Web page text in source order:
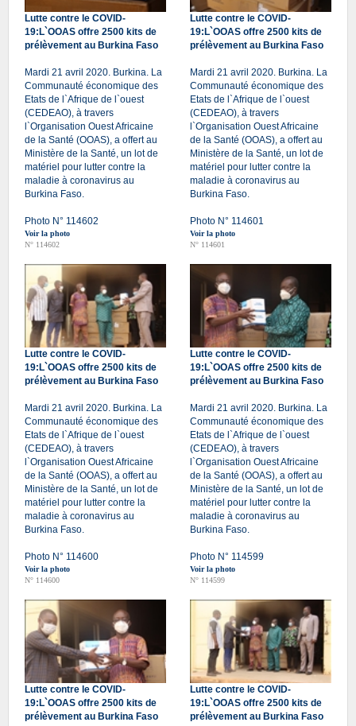
Lutte contre le COVID-
19:L`OOAS offre 2500 kits de
prélèvement au Burkina Faso
Mardi 21 avril 2020. Burkina. La
Communauté économique des
Etats de l`Afrique de l`ouest
(CEDEAO), à travers
l`Organisation Ouest Africaine
de la Santé (OOAS), a offert au
Ministère de la Santé, un lot de
matériel pour lutter contre la
maladie à coronavirus au
Burkina Faso.
Photo N° 114602
Voir la photo
N° 114602
Lutte contre le COVID-
19:L`OOAS offre 2500 kits de
prélèvement au Burkina Faso
Mardi 21 avril 2020. Burkina. La
Communauté économique des
Etats de l`Afrique de l`ouest
(CEDEAO), à travers
l`Organisation Ouest Africaine
de la Santé (OOAS), a offert au
Ministère de la Santé, un lot de
matériel pour lutter contre la
maladie à coronavirus au
Burkina Faso.
Photo N° 114601
Voir la photo
N° 114601
Lutte contre le COVID-
19:L`OOAS offre 2500 kits de
prélèvement au Burkina Faso
Mardi 21 avril 2020. Burkina. La
Communauté économique des
Etats de l`Afrique de l`ouest
(CEDEAO), à travers
l`Organisation Ouest Africaine
de la Santé (OOAS), a offert au
Ministère de la Santé, un lot de
matériel pour lutter contre la
maladie à coronavirus au
Burkina Faso.
Photo N° 114600
Voir la photo
N° 114600
Lutte contre le COVID-
19:L`OOAS offre 2500 kits de
prélèvement au Burkina Faso
Mardi 21 avril 2020. Burkina. La
Communauté économique des
Etats de l`Afrique de l`ouest
(CEDEAO), à travers
l`Organisation Ouest Africaine
de la Santé (OOAS), a offert au
Ministère de la Santé, un lot de
matériel pour lutter contre la
maladie à coronavirus au
Burkina Faso.
Photo N° 114599
Voir la photo
N° 114599
Lutte contre le COVID-
19:L`OOAS offre 2500 kits de
prélèvement au Burkina Faso
Lutte contre le COVID-
19:L`OOAS offre 2500 kits de
prélèvement au Burkina Faso